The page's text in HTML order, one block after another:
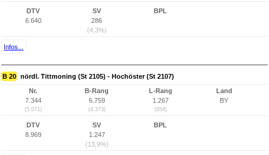
DTV
6.640
SV
286
(4,3%)
BPL
Infos...
B 20 nördl. Tittmoning (St 2105) - Hochöster (St 2107)
Nr.
7.344
(5.071)
B-Rang
6.759
(4.373)
L-Rang
1.267
(854)
Land
BY
DTV
8.969
SV
1.247
(13,9%)
BPL